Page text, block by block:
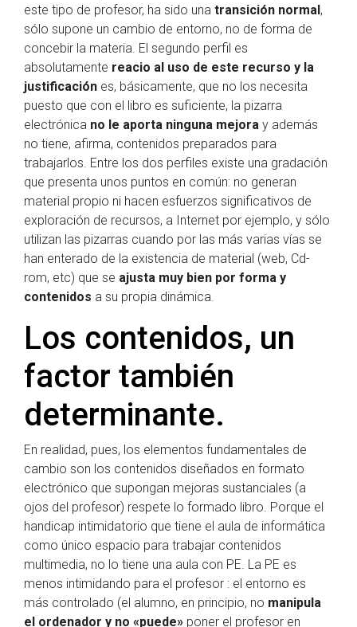
este tipo de profesor, ha sido una transición normal,
sólo supone un cambio de entorno, no de forma de
concebir la materia. El segundo perfil es
absolutamente reacio al uso de este recurso y la
justificación es, básicamente, que no los necesita
puesto que con el libro es suficiente, la pizarra
electrónica no le aporta ninguna mejora y además
no tiene, afirma, contenidos preparados para
trabajarlos. Entre los dos perfiles existe una gradación
que presenta unos puntos en común: no generan
material propio ni hacen esfuerzos significativos de
exploración de recursos, a Internet por ejemplo, y sólo
utilizan las pizarras cuando por las más varias vías se
han enterado de la existencia de material (web, Cd-
rom, etc) que se ajusta muy bien por forma y
contenidos a su propia dinámica.
Los contenidos, un
factor también
determinante.
En realidad, pues, los elementos fundamentales de
cambio son los contenidos diseñados en formato
electrónico que supongan mejoras sustanciales (a
ojos del profesor) respete lo formado libro. Porque el
handicap intimidatorio que tiene el aula de informática
como único espacio para trabajar contenidos
multimedia, no lo tiene una aula con PE. La PE es
menos intimidando para el profesor : el entorno es
más controlado (el alumno, en principio, no manipula
el ordenador y no «puede» poner el profesor en